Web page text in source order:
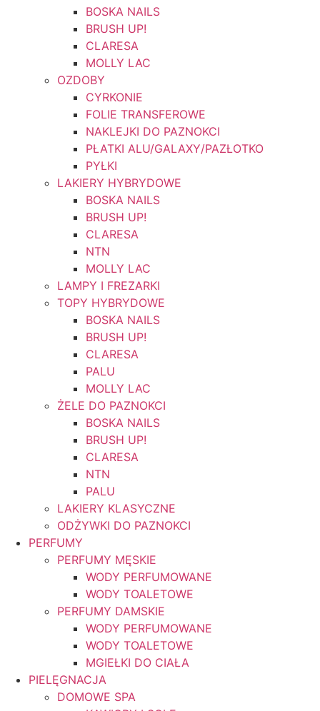
BOSKA NAILS
BRUSH UP!
CLARESA
MOLLY LAC
OZDOBY
CYRKONIE
FOLIE TRANSFEROWE
NAKLEJKI DO PAZNOKCI
PŁATKI ALU/GALAXY/PAZŁOTKO
PYŁKI
LAKIERY HYBRYDOWE
BOSKA NAILS
BRUSH UP!
CLARESA
NTN
MOLLY LAC
LAMPY I FREZARKI
TOPY HYBRYDOWE
BOSKA NAILS
BRUSH UP!
CLARESA
PALU
MOLLY LAC
ŻELE DO PAZNOKCI
BOSKA NAILS
BRUSH UP!
CLARESA
NTN
PALU
LAKIERY KLASYCZNE
ODŻYWKI DO PAZNOKCI
PERFUMY
PERFUMY MĘSKIE
WODY PERFUMOWANE
WODY TOALETOWE
PERFUMY DAMSKIE
WODY PERFUMOWANE
WODY TOALETOWE
MGIEŁKI DO CIAŁA
PIELĘGNACJA
DOMOWE SPA